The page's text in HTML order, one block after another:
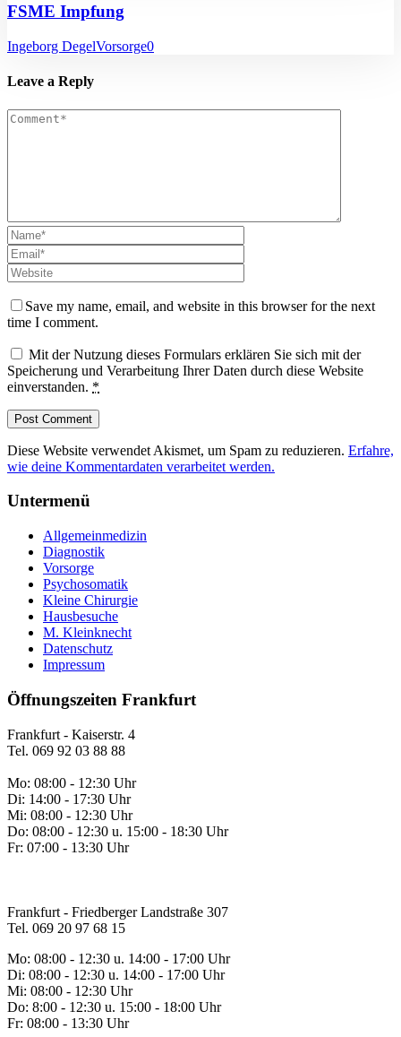
FSME Impfung
Ingeborg DegelVorsorge0
Leave a Reply
Save my name, email, and website in this browser for the next
time I comment.
Mit der Nutzung dieses Formulars erklären Sie sich mit der
Speicherung und Verarbeitung Ihrer Daten durch diese Website
einverstanden. *
Diese Website verwendet Akismet, um Spam zu reduzieren. Erfahre,
wie deine Kommentardaten verarbeitet werden.
Untermenü
Allgemeinmedizin
Diagnostik
Vorsorge
Psychosomatik
Kleine Chirurgie
Hausbesuche
M. Kleinknecht
Datenschutz
Impressum
Öffnungszeiten Frankfurt
Frankfurt - Kaiserstr. 4
Tel. 069 92 03 88 88
Mo: 08:00 - 12:30 Uhr
Di: 14:00 - 17:30 Uhr
Mi: 08:00 - 12:30 Uhr
Do: 08:00 - 12:30 u. 15:00 - 18:30 Uhr
Fr: 07:00 - 13:30 Uhr
Frankfurt - Friedberger Landstraße 307
Tel. 069 20 97 68 15
Mo: 08:00 - 12:30 u. 14:00 - 17:00 Uhr
Di: 08:00 - 12:30 u. 14:00 - 17:00 Uhr
Mi: 08:00 - 12:30 Uhr
Do: 8:00 - 12:30 u. 15:00 - 18:00 Uhr
Fr: 08:00 - 13:30 Uhr